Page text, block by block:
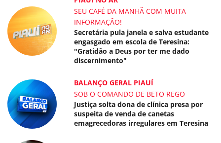
SEU CAFÉ DA MANHÃ COM MUITA
INFORMAÇÃO!
Secretária pula janela e salva estudante
engasgado em escola de Teresina:
"Gratidão a Deus por ter me dado
discernimento"
BALANÇO GERAL PIAUÍ
SOB O COMANDO DE BETO REGO
Justiça solta dona de clínica presa por
suspeita de venda de canetas
emagrecedoras irregulares em Teresina